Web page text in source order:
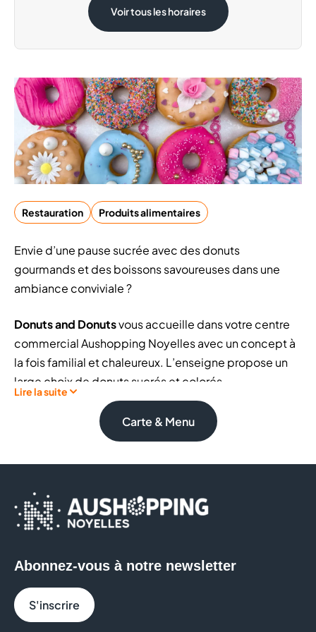
Dimanche 1 Novembre
Voir tous les horaires
Restauration Produits alimentaires
Envie d’une pause sucrée avec des donuts
gourmands et des boissons savoureuses dans une
ambiance conviviale ?
Donuts and Donutsvous accueille dans votre centre
commercial Aushopping Noyelles avec un concept à
la fois familial et chaleureux. L’enseigne propose un
large choix de donuts sucrés et colorés,
accompagnés deboissons chaudes ou
rafraîchissantes,
pour unepause gourmande
moment de la journée.
passer un bon moment dans un univers fleuri et “girly”,
avec des recettes originales qui changent chaque
semaine pour varier les plaisirs.
En boutique, laissez-vous tenter par :
Desdonuts gourmands
sucre, glaçage coloré, fourrés crème ou fruits
Lire la suite
Carte & Menu
Abonnez-vous à notre newsletter
S'inscrire